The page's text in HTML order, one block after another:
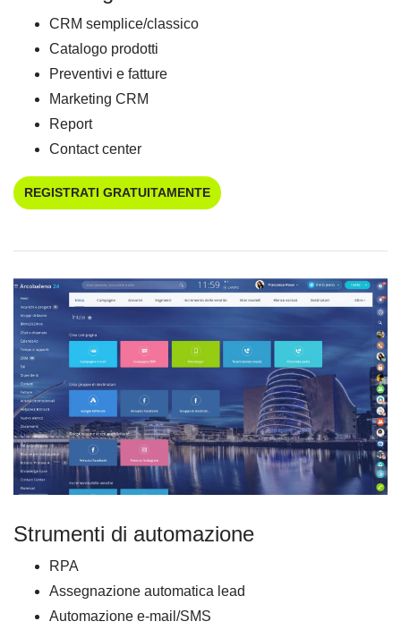
CRM semplice/classico
Catalogo prodotti
Preventivi e fatture
Marketing CRM
Report
Contact center
REGISTRATI GRATUITAMENTE
Strumenti di automazione
RPA
Assegnazione automatica lead
Automazione e-mail/SMS